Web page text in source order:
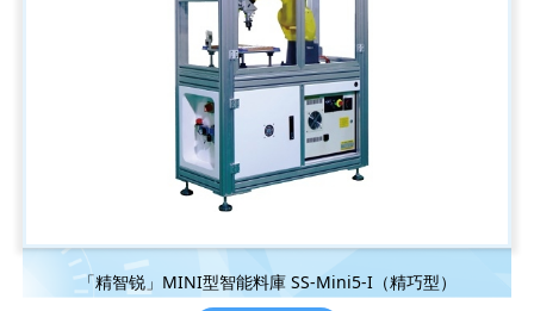
「精智锐」MINI型智能料庫 SS-Mini5-I（精巧型）